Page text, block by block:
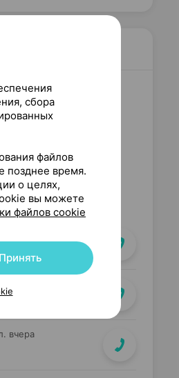
вчера
сбора
файлов
позднее время.
о целях,
вы можете
файлов cookie
Принять